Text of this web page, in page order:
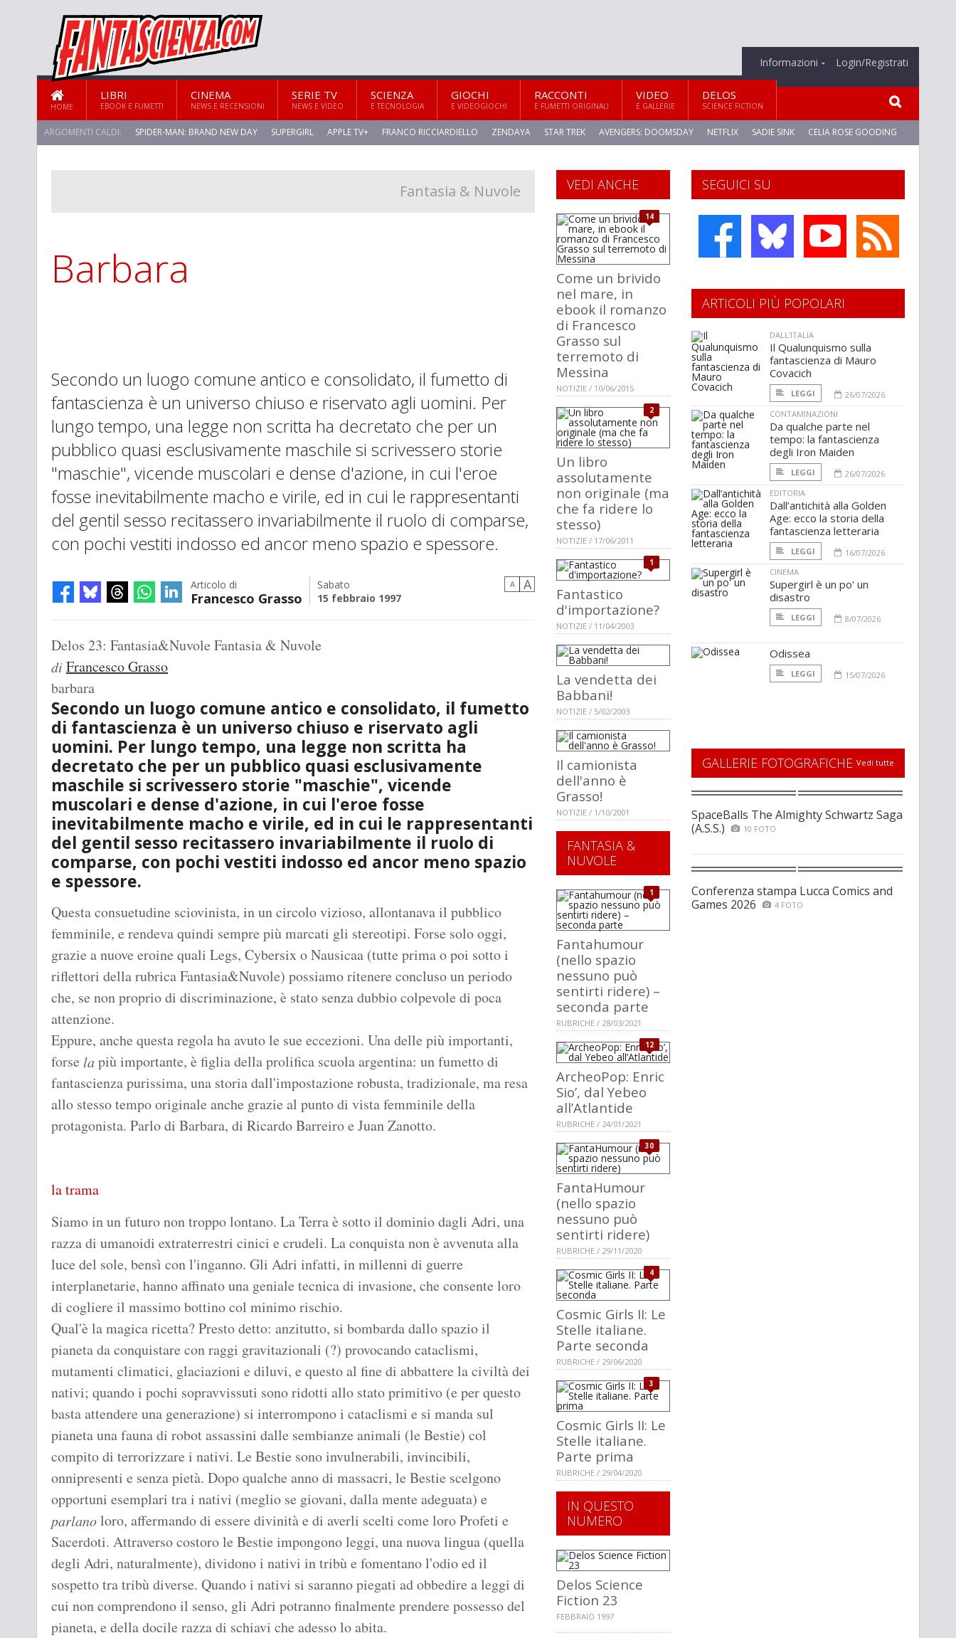
Informazioni Login/Registrati
HOME
LIBRI
EBOOK E FUMETTI
CINEMA
NEWS E RECENSIONI
SERIE TV
NEWS E VIDEO
SCIENZA
E TECNOLOGIA
GIOCHI
E VIDEOGIOCHI
RACCONTI
E FUMETTI ORIGINALI
VIDEO
E GALLERIE
DELOS
SCIENCE FICTION
ARGOMENTI CALDI: SPIDER-MAN: BRAND NEW DAY SUPERGIRL APPLE TV+ FRANCO RICCIARDIELLO ZENDAYA STAR TREK AVENGERS: DOOMSDAY NETFLIX SADIE SINK CELIA ROSE GOODING
Fantasia & Nuvole
Barbara
Secondo un luogo comune antico e consolidato, il fumetto di
fantascienza è un universo chiuso e riservato agli uomini. Per
lungo tempo, una legge non scritta ha decretato che per un
pubblico quasi esclusivamente maschile si scrivessero storie
"maschie", vicende muscolari e dense d'azione, in cui l'eroe
fosse inevitabilmente macho e virile, ed in cui le rappresentanti
del gentil sesso recitassero invariabilmente il ruolo di comparse,
con pochi vestiti indosso ed ancor meno spazio e spessore.
Articolo di
Francesco Grasso
Sabato
15 febbraio 1997
A A
Delos 23: Fantasia&Nuvole Fantasia & Nuvole
diFrancesco Grasso
barbara
Secondo un luogo comune antico e consolidato, il fumetto
di fantascienza è un universo chiuso e riservato agli
uomini. Per lungo tempo, una legge non scritta ha
decretato che per un pubblico quasi esclusivamente
maschile si scrivessero storie "maschie", vicende
muscolari e dense d'azione, in cui l'eroe fosse
inevitabilmente macho e virile, ed in cui le rappresentanti
del gentil sesso recitassero invariabilmente il ruolo di
comparse, con pochi vestiti indosso ed ancor meno spazio
e spessore.
Questa consuetudine sciovinista, in un circolo vizioso, allontanava il pubblico
femminile, e rendeva quindi sempre più marcati gli stereotipi. Forse solo oggi,
grazie a nuove eroine quali Legs, Cybersix o Nausicaa (tutte prima o poi sotto i
riflettori della rubrica Fantasia&Nuvole) possiamo ritenere concluso un periodo
che, se non proprio di discriminazione, è stato senza dubbio colpevole di poca
attenzione.
Eppure, anche questa regola ha avuto le sue eccezioni. Una delle più importanti,
forse lapiù importante, è figlia della prolifica scuola argentina: un fumetto di
fantascienza purissima, una storia dall'impostazione robusta, tradizionale, ma resa
allo stesso tempo originale anche grazie al punto di vista femminile della
protagonista. Parlo di Barbara, di Ricardo Barreiro e Juan Zanotto.
la trama
Siamo in un futuro non troppo lontano. La Terra è sotto il dominio dagli Adri, una
razza di umanoidi extraterrestri cinici e crudeli. La conquista non è avvenuta alla
luce del sole, bensì con l'inganno. Gli Adri infatti, in millenni di guerre
interplanetarie, hanno affinato una geniale tecnica di invasione, che consente loro
di cogliere il massimo bottino col minimo rischio.
Qual'è la magica ricetta? Presto detto: anzitutto, si bombarda dallo spazio il
pianeta da conquistare con raggi gravitazionali (?) provocando cataclismi,
mutamenti climatici, glaciazioni e diluvi, e questo al fine di abbattere la civiltà dei
nativi; quando i pochi sopravvissuti sono ridotti allo stato primitivo (e per questo
basta attendere una generazione) si interrompono i cataclismi e si manda sul
pianeta una fauna di robot assassini dalle sembianze animali (le Bestie) col
compito di terrorizzare i nativi. Le Bestie sono invulnerabili, invincibili,
onnipresenti e senza pietà. Dopo qualche anno di massacri, le Bestie scelgono
opportuni esemplari tra i nativi (meglio se giovani, dalla mente adeguata) e
parlanoloro, affermando di essere divinità e di averli scelti come loro Profeti e
Sacerdoti. Attraverso costoro le Bestie impongono leggi, una nuova lingua (quella
degli Adri, naturalmente), dividono i nativi in tribù e fomentano l'odio ed il
sospetto tra tribù diverse. Quando i nativi si saranno piegati ad obbedire a leggi di
cui non comprendono il senso, gli Adri potranno finalmente prendere possesso del
pianeta, e della docile razza di schiavi che adesso lo abita.
SEGUICI SU
VEDI ANCHE
14
Come un brivido
nel mare, in
ebook il romanzo
di Francesco
Grasso sul
terremoto di
Messina
NOTIZIE / 10/06/2015
2
Un libro
assolutamente
non originale (ma
che fa ridere lo
stesso)
NOTIZIE / 17/06/2011
1
Fantastico
d'importazione?
NOTIZIE / 11/04/2003
La vendetta dei
Babbani!
NOTIZIE / 5/02/2003
Il camionista
dell'anno è
Grasso!
NOTIZIE / 1/10/2001
FANTASIA &
NUVOLE
1
Fantahumour
(nello spazio
nessuno può
sentirti ridere) –
seconda parte
RUBRICHE / 28/03/2021
12
ArcheoPop: Enric
Sio’, dal Yebeo
all’Atlantide
RUBRICHE / 24/01/2021
30
FantaHumour
(nello spazio
nessuno può
sentirti ridere)
RUBRICHE / 29/11/2020
4
Cosmic Girls II: Le
Stelle italiane.
Parte seconda
RUBRICHE / 29/06/2020
3
Cosmic Girls II: Le
Stelle italiane.
Parte prima
RUBRICHE / 29/04/2020
IN QUESTO
NUMERO
Delos Science
Fiction 23
FEBBRAIO 1997
ARTICOLI PIÙ POPOLARI
DALL'ITALIA
Il Qualunquismo sulla
fantascienza di Mauro
Covacich
LEGGI
26/07/2026
CONTAMINAZIONI
Da qualche parte nel
tempo: la fantascienza
degli Iron Maiden
LEGGI
26/07/2026
EDITORIA
Dall’antichità alla Golden
Age: ecco la storia della
fantascienza letteraria
LEGGI
16/07/2026
CINEMA
Supergirl è un po' un
disastro
LEGGI 8/07/2026
Odissea
LEGGI 15/07/2026
GALLERIE FOTOGRAFICHE Vedi tutte
SpaceBalls The Almighty Schwartz Saga
(A.S.S.)
10 FOTO
Conferenza stampa Lucca Comics and
Games 2026
4 FOTO